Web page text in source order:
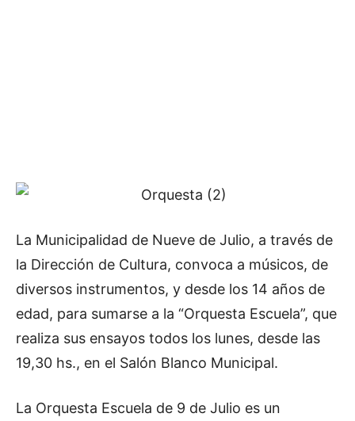
La Municipalidad de Nueve de Julio, a través de
la Dirección de Cultura, convoca a músicos, de
diversos instrumentos, y desde los 14 años de
edad, para sumarse a la “Orquesta Escuela”, que
realiza sus ensayos todos los lunes, desde las
19,30 hs., en el Salón Blanco Municipal.
La Orquesta Escuela de 9 de Julio es un